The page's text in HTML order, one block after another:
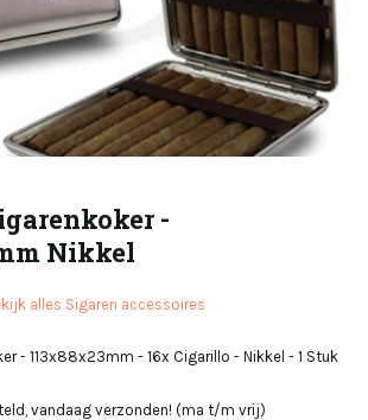
-
Nikkel
alles Sigaren accessoires
- 113x88x23mm - 16x Cigarillo - Nikkel - 1 Stuk
vandaag verzonden! (ma t/m vrij)